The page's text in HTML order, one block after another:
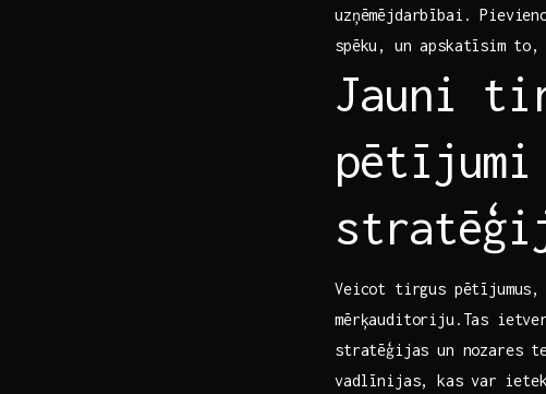
uzņēmējdarbībai.
spēku, un apskatīsim ⁢to,⁣
Jauni‍
pētījumi
Veicot tirgus pētījumus,
mērķauditoriju.Tas
stratēģijas un nozares
vadlīnijas, kas⁤ var⁢